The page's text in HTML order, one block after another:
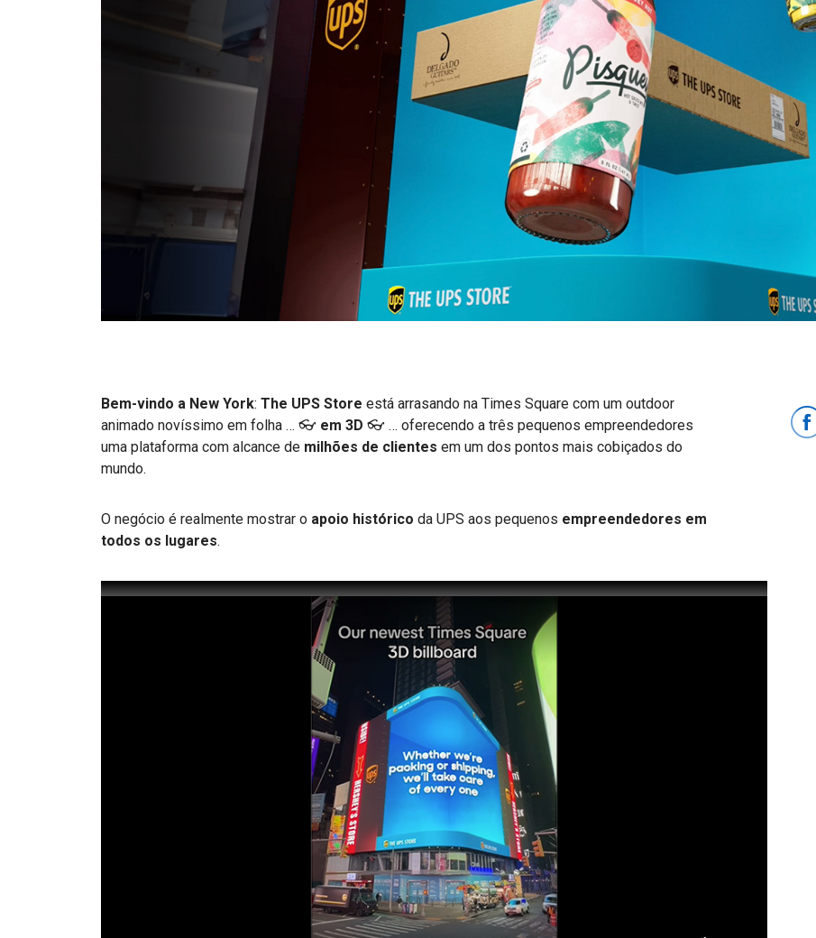
Bem-vindo a New York: The UPS Store está arrasando na Times Square com um outdoor
animado novíssimo em folha … 👓 em 3D 👓 … oferecendo a três pequenos empreendedores
uma plataforma com alcance de milhões de clientes em um dos pontos mais cobiçados do
mundo.
O negócio é realmente mostrar o apoio histórico da UPS aos pequenos empreendedores em
todos os lugares.